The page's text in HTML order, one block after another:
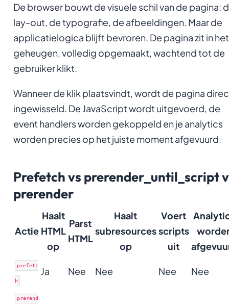
De browser bouwt de visuele schil van de pagina:
lay-out, de typografie, de afbeeldingen. Maar de
applicatielogica blijft bevroren. De pagina zit in het
geheugen, volledig opgemaakt, wachtend tot de
gebruiker klikt.
Wanneer de klik plaatsvindt, wordt de pagina
ingewisseld. De JavaScript wordt uitgevoerd, de
event handlers worden gekoppeld en je analytics
worden precies op het juiste moment afgevuurd.
Prefetch vs prerender_until_script
prerender
Actie
Haalt
HTML
op
Parst
HTML
Haalt
subresources
op
Voert
scripts
uit
prefetc
h
Ja Nee Nee Nee Nee
prerend